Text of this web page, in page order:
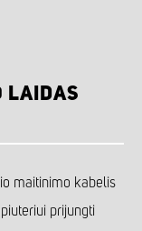
LAIDAS
maitinimo kabelis
prijungti